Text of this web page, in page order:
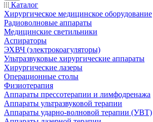
Каталог
Хирургическое медицинское оборудование
Радиоволновые аппараты
Медицинские светильники
Аспираторы
ЭХВЧ (электрокоагуляторы)
Ультразвуковые хирургические аппараты
Хирургические лазеры
Операционные столы
Физиотерапия
Аппараты прессотерапии и лимфодренажа
Аппараты ультразвуковой терапии
Аппараты ударно-волновой терапии (УВТ)